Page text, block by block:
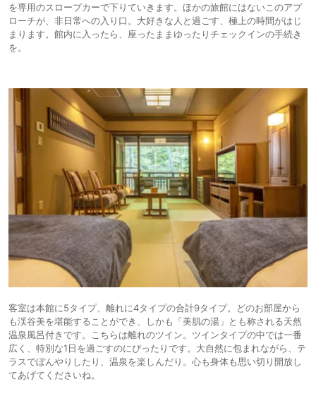
を専用のスロープカーで下りていきます。ほかの旅館にはないこのアプ
ローチが、非日常への入り口。大好きな人と過ごす、極上の時間がはじ
まります。館内に入ったら、座ったままゆったりチェックインの手続き
を。
客室は本館に5タイプ、離れに4タイプの合計9タイプ。どのお部屋から
も渓谷美を堪能することができ、しかも「美肌の湯」とも称される天然
温泉風呂付きです。こちらは離れのツイン。ツインタイプの中では一番
広く、特別な1日を過ごすのにぴったりです。大自然に包まれながら、テ
ラスでぼんやりしたり、温泉を楽しんだり。心も身体も思い切り開放し
てあげてくださいね。